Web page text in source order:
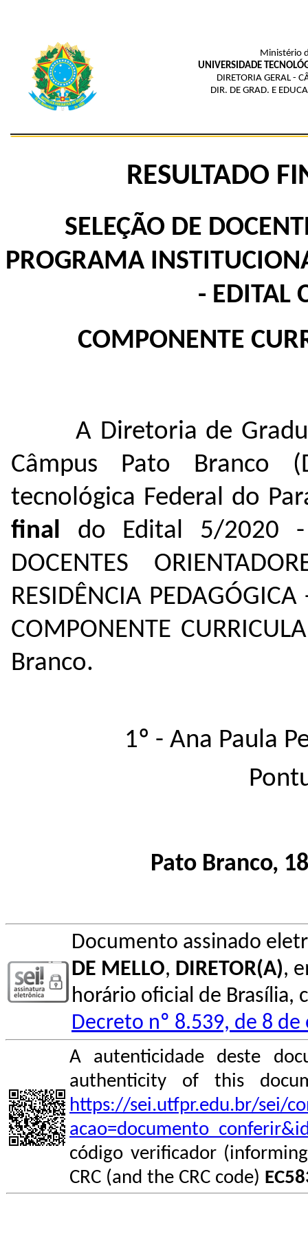
Ministério
UNIVERSIDADE
DIRETORIA GERAL -
DIR. DE GRAD. E
RESULTADO
SELEÇÃO DE
PROGRAMA
- EDITAL
COMPONENTE
A Diretoria de
Câmpus Pato Branco
tecnológica Federal do
final do Edital 5/2020 -
DOCENTES
RESIDÊNCIA
COMPONENTE
Branco.
1º - Ana Paula
Pato Branco,
Documento assinado
DE MELLO, DIRETOR(A),
horário oficial de Brasília,
Decreto nº 8.539, de 8
A autenticidade deste
authenticity of this
https://sei.utfpr.edu.br/sei/
código verificador
CRC (and the CRC code)